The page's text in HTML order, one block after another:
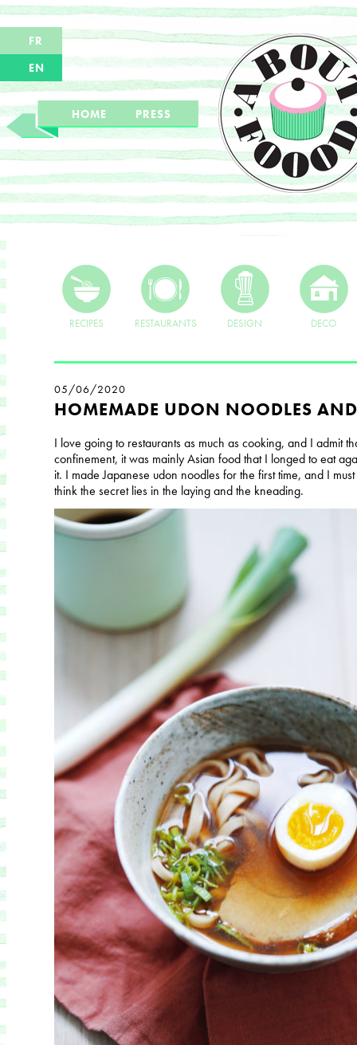
FR
EN
HOME PRESS
RECIPES RESTAURANTS DESIGN DECO
05/06/2020
HOMEMADE UDON NOODLES
I love going to restaurants as much as cooking, and I admit
confinement, it was mainly Asian food that I longed to eat
it. I made Japanese udon noodles for the first time, and I
think the secret lies in the laying and the kneading.